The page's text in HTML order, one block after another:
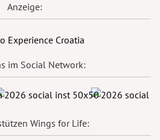
Anzeige:
im Social Network:
Wings for Life: